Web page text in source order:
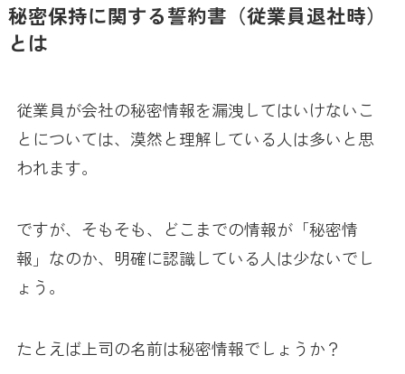
秘密保持に関する誓約書（従業員退社時）
とは
従業員が会社の秘密情報を漏洩してはいけないこ
とについては、漠然と理解している人は多いと思
われます。
ですが、そもそも、どこまでの情報が「秘密情
報」なのか、明確に認識している人は少ないでし
ょう。
たとえば上司の名前は秘密情報でしょうか？